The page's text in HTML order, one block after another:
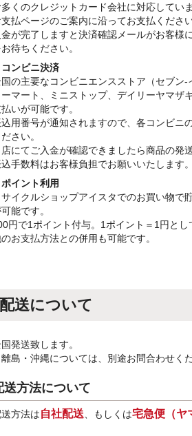
くのクレジットカード会社に対応していま
払ページのご案内に沿ってお支払ください
が完了しますと決済確認メールがお客様
待ちください。
ンビニ決済
の主要なコンビニエンスストア（セブン
マート、ミニストップ、デイリーヤマザ
いが可能です。
用番号が通知されますので、各コンビニ
さい。
にてご入金が確認できましたら商品の発
手数料はお客様負担でお願いいたします。
イント利用
イクルショップアイスタでのお買い物で
能です。
円で1ポイント付与。1ポイント＝1円とし
お支払方法との併用も可能です。
配送について
発送致します。
島・沖縄については、別途お問合わせくだ
送方法について
方法は自社配送、もしくは宅急便（ヤ